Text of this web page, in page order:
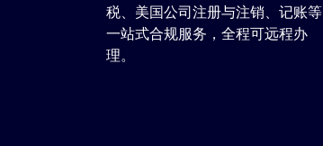
税、美国公司注册与注销、记账等
一站式合规服务，全程可远程办
理。